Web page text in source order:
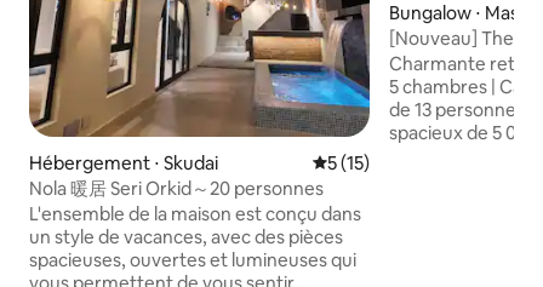
Hébergement ⋅ Skudai Évaluation moyenne sur la
5 (15)
Nola 暖居 Seri Orkid～20 personnes
L'ensemble de la maison est conçu dans
un style de vacances, avec des pièces
spacieuses, ouvertes et lumineuses qui
Bungalow ⋅ Masai
[Nouveau] The
5 chambres –
billard
Charmante
5 chambres |
de 13 personnes Située sur un terrain
spacieux de 5